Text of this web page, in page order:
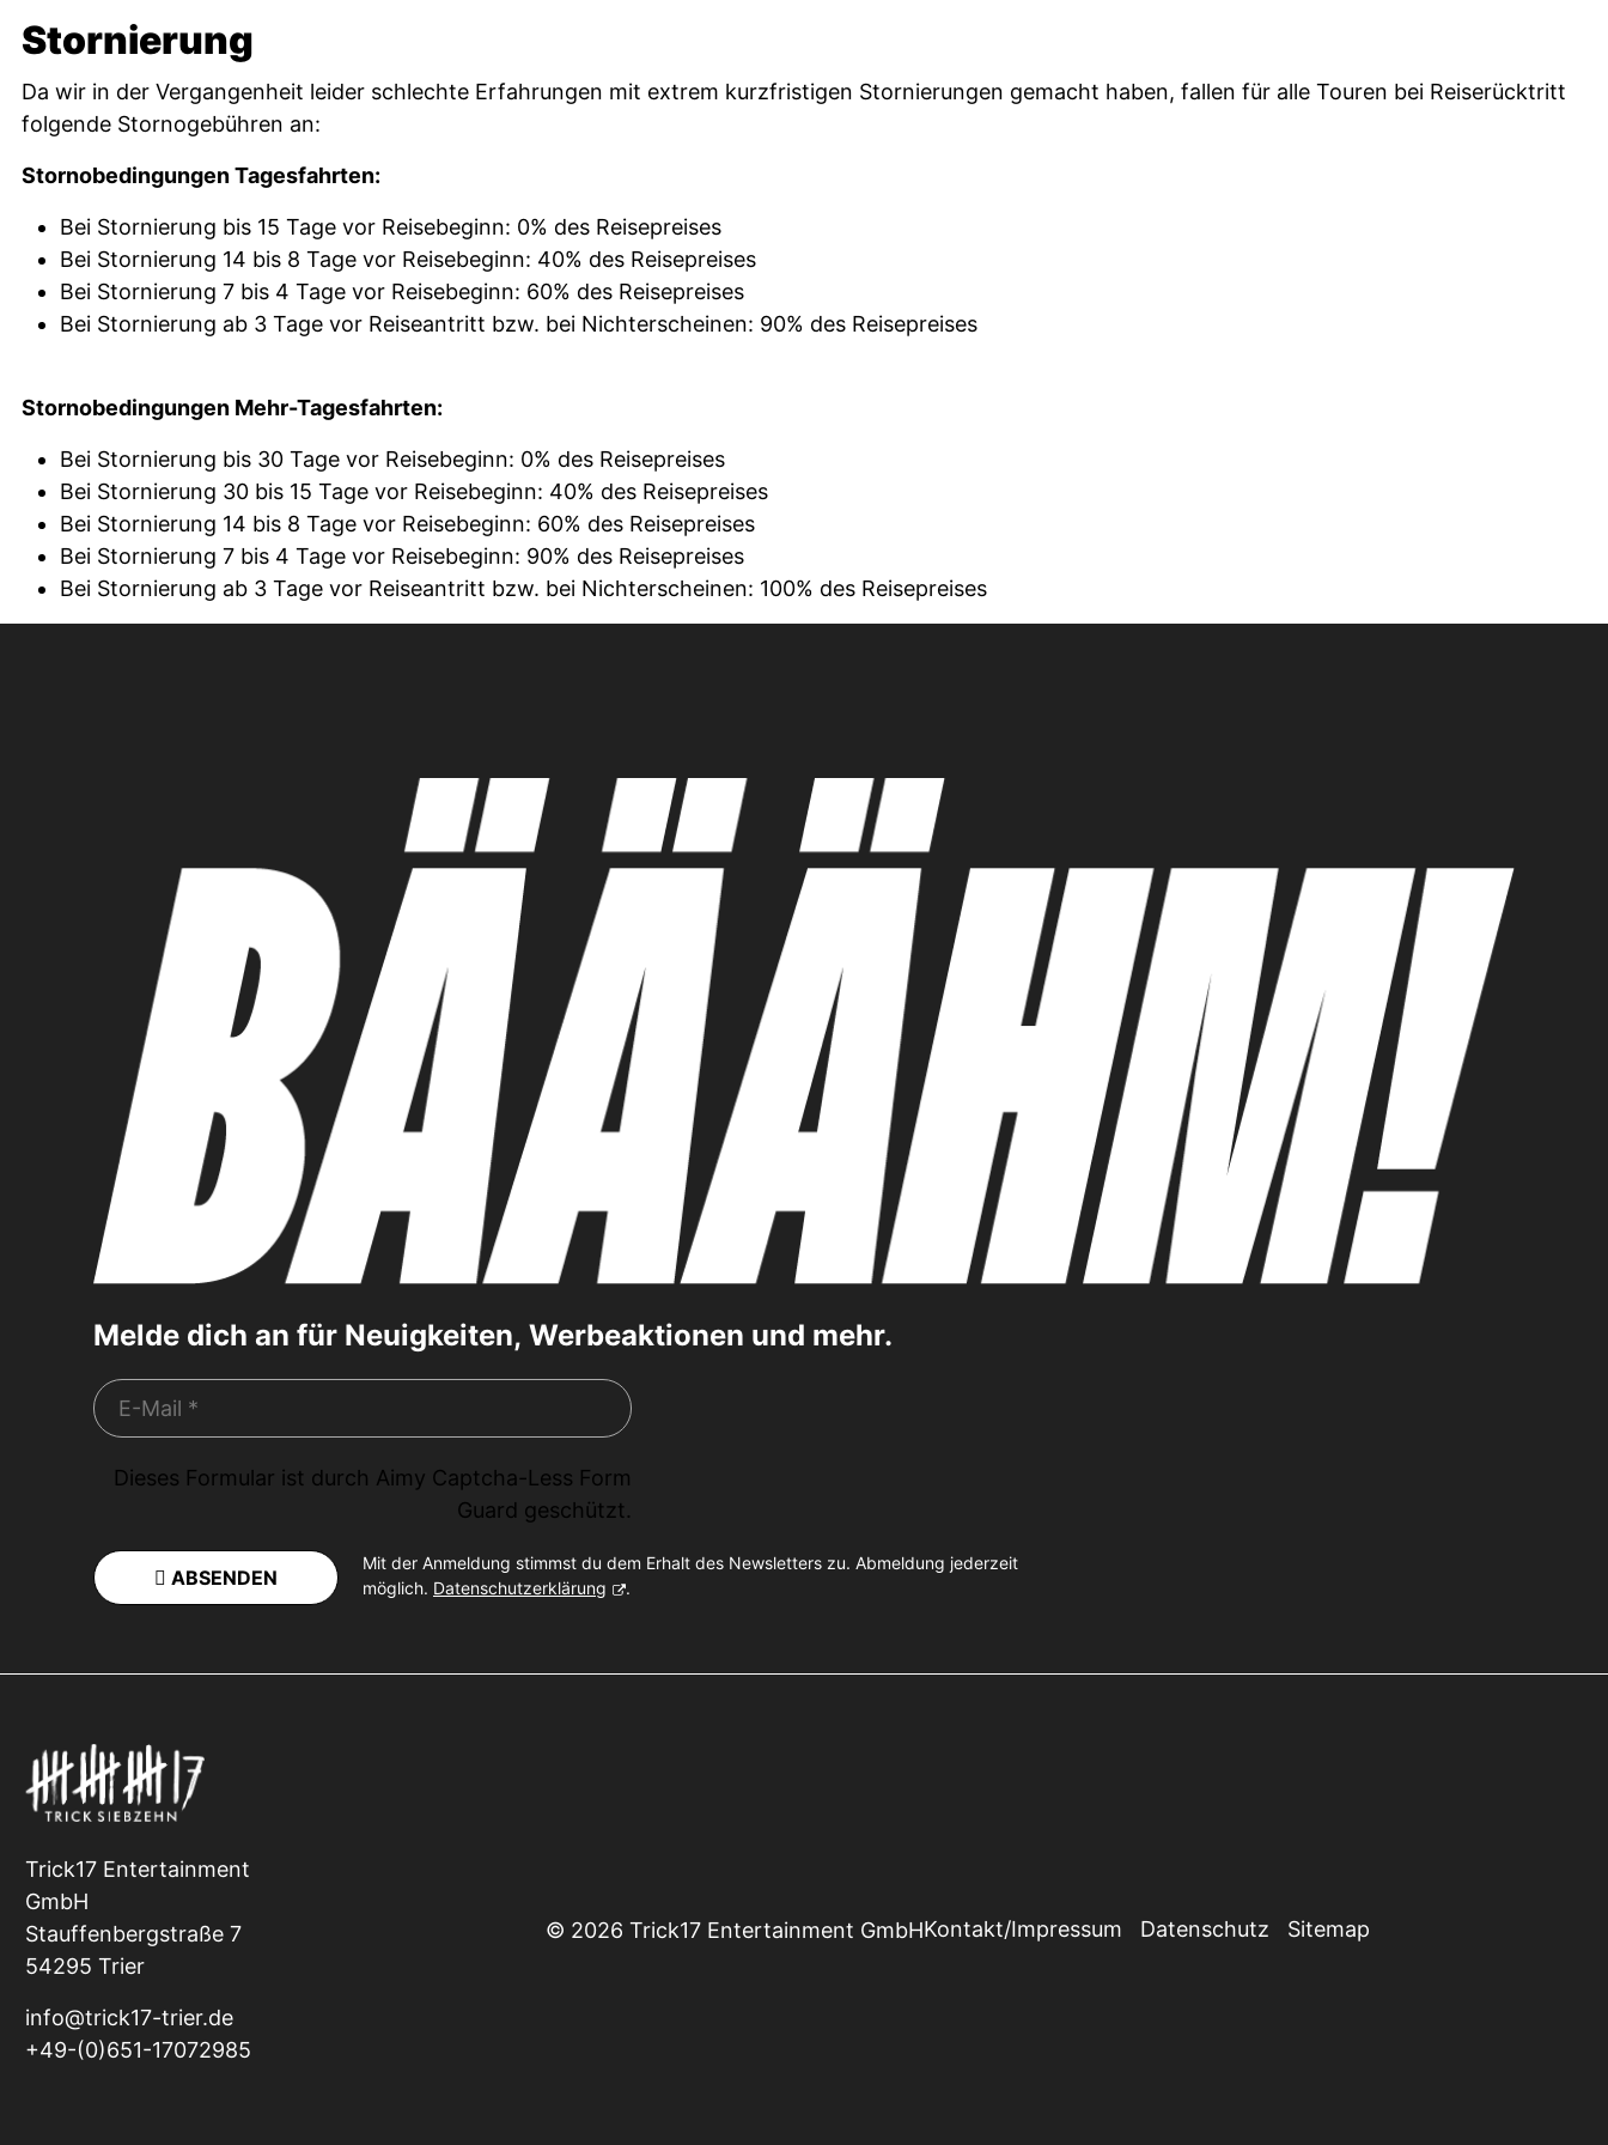
Stornierung
Da wir in der Vergangenheit leider schlechte Erfahrungen mit extrem kurzfristigen Stornierungen gemacht haben, fallen für alle Touren bei Reiserücktritt
folgende Stornogebühren an:
Stornobedingungen Tagesfahrten:
Bei Stornierung bis 15 Tage vor Reisebeginn: 0% des Reisepreises
Bei Stornierung 14 bis 8 Tage vor Reisebeginn: 40% des Reisepreises
Bei Stornierung 7 bis 4 Tage vor Reisebeginn: 60% des Reisepreises
Bei Stornierung ab 3 Tage vor Reiseantritt bzw. bei Nichterscheinen: 90% des Reisepreises
Stornobedingungen Mehr-Tagesfahrten:
Bei Stornierung bis 30 Tage vor Reisebeginn: 0% des Reisepreises
Bei Stornierung 30 bis 15 Tage vor Reisebeginn: 40% des Reisepreises
Bei Stornierung 14 bis 8 Tage vor Reisebeginn: 60% des Reisepreises
Bei Stornierung 7 bis 4 Tage vor Reisebeginn: 90% des Reisepreises
Bei Stornierung ab 3 Tage vor Reiseantritt bzw. bei Nichterscheinen: 100% des Reisepreises
Melde dich an für Neuigkeiten, Werbeaktionen und mehr.
Dieses Formular ist durch Aimy Captcha-Less Form
Guard geschützt.
ABSENDEN
Mit der Anmeldung stimmst du dem Erhalt des Newsletters zu. Abmeldung jederzeit
möglich. Datenschutzerklärung .
Trick17 Entertainment
GmbH
Stauffenbergstraße 7
54295 Trier
info@trick17-trier.de
+49-(0)651-17072985
© 2026 Trick17 Entertainment GmbHKontakt/Impressum Datenschutz Sitemap